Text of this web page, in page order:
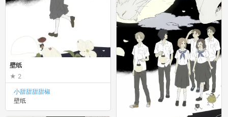
壁纸
2
小甜甜甜甜椒
壁纸